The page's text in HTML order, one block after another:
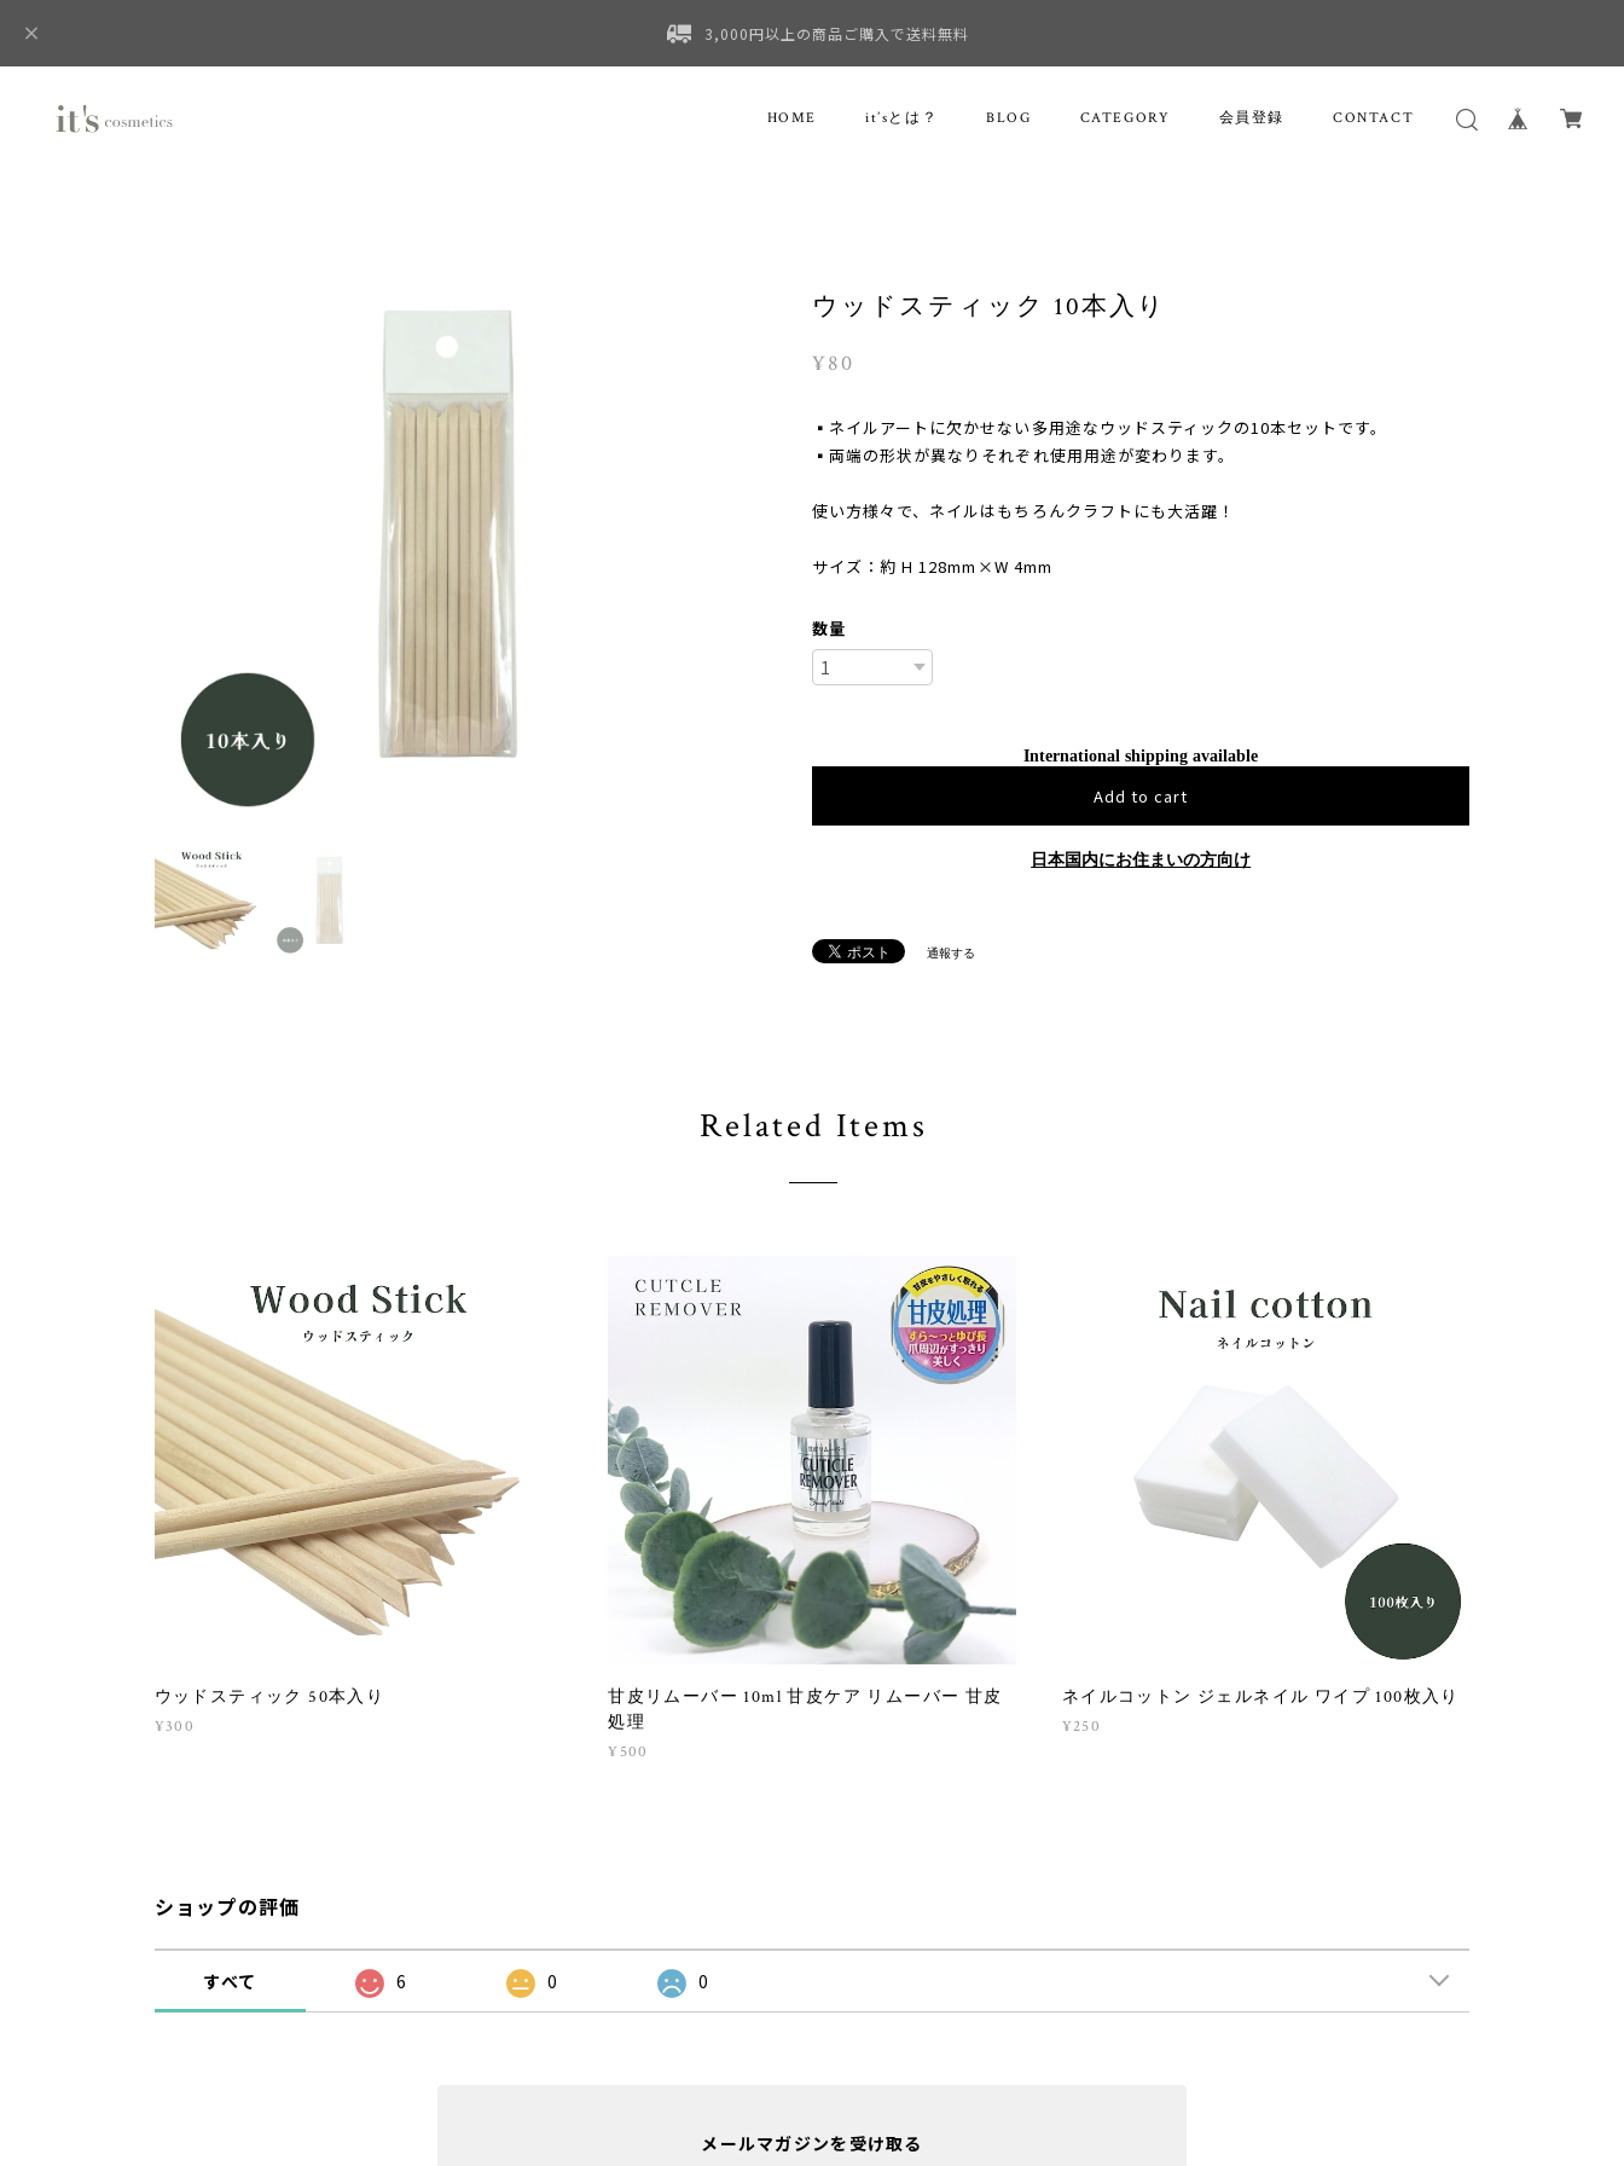
3,000円以上の商品ご購入で送料無料
HOME it’sとは？ BLOG CATEGORY 会員登録 CONTACT
ウッドスティック 10本入り
¥80
▪️ネイルアートに欠かせない多用途なウッドスティックの10本セットです。
▪️両端の形状が異なりそれぞれ使用用途が変わります。
使い方様々で、ネイルはもちろんクラフトにも大活躍！
サイズ：約 H 128mm×W 4mm
数量
International shipping available
Add to cart
日本国内にお住まいの方向け
通報する
Related Items
ウッドスティック 50本入り
¥300
甘皮リムーバー 10ml 甘皮ケア リムーバー 甘皮
処理
¥500
ネイルコットン ジェルネイル ワイプ 100枚入り
¥250
ショップの評価
すべて 6 0 0
メールマガジンを受け取る